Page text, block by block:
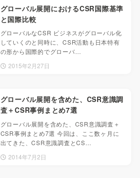
グローバル展開におけるCSR国際基準
と国際比較
グローバルなCSR ビジネスがグローバル化
していくのと同時に、CSR活動も日本特有
の形から国際的でグローバ…
2015年2月27日
グローバル展開を含めた、CSR意識調
査＋CSR事例まとめ7選
グローバル展開を含めた、CSR意識調査＋
CSR事例まとめ7選 今回は、ここ数ヶ月に
出てきた、CSR意識調査とCS…
2014年7月2日